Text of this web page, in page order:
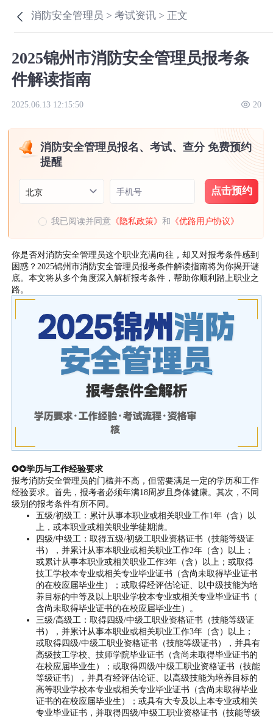
消防安全管理员 >考试资讯 > 正文
2025锦州市消防安全管理员报考条
件解读指南
2025.06.13 12:15:50 20
消防安全管理员报名、考试、查分 免费预约
提醒
北京 手机号 点击预约
我已阅读并同意 《隐私政策》和 《优路用户协议》
你是否对消防安全管理员这个职业充满向往，却又对报考条件感到
困惑？2025锦州市消防安全管理员报考条件解读指南将为你揭开谜
底。本文将从多个角度深入解析报考条件，帮助你顺利踏上职业之
路。
✪✪学历与工作经验要求
报考消防安全管理员的门槛并不高，但需要满足一定的学历和工作
经验要求。首先，报考者必须年满18周岁且身体健康。其次，不同
级别的报考条件有所不同。
五级/初级工：累计从事本职业或相关职业工作1年（含）以
上，或本职业或相关职业学徒期满。
四级/中级工：取得五级/初级工职业资格证书（技能等级证
书），并累计从事本职业或相关职业工作2年（含）以上；
或累计从事本职业或相关职业工作3年（含）以上；或取得
技工学校本专业或相关专业毕业证书（含尚未取得毕业证书
的在校应届毕业生）；或取得经评估论证、以中级技能为培
养目标的中等及以上职业学校本专业或相关专业毕业证书（
含尚未取得毕业证书的在校应届毕业生）。
三级/高级工：取得四级/中级工职业资格证书（技能等级证
书），并累计从事本职业或相关职业工作3年（含）以上；
或取得四级/中级工职业资格证书（技能等级证书），并具有
高级技工学校、技师学院毕业证书（含尚未取得毕业证书的
在校应届毕业生）；或取得四级/中级工职业资格证书（技能
等级证书），并具有经评估论证、以高级技能为培养目标的
高等职业学校本专业或相关专业毕业证书（含尚未取得毕业
证书的在校应届毕业生）；或具有大专及以上本专业或相关
专业毕业证书，并取得四级/中级工职业资格证书（技能等级